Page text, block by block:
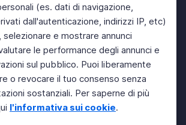
(es. dati di navigazione,
dall'autenticazione, indirizzi IP, etc)
selezionare e mostrare annunci
le performance degli annunci e
sul pubblico. Puoi liberamente
o revocare il tuo consenso senza
sostanziali. Per saperne di più
l'informativa sui cookie.